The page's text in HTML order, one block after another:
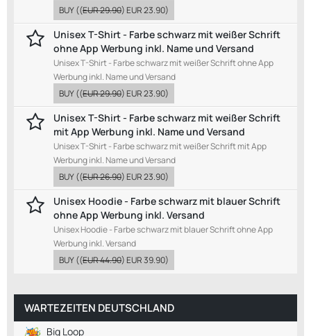
BUY((EUR 29.90)EUR 23.90)
Unisex T-Shirt - Farbe schwarz mit weißer Schrift
ohne App Werbung inkl. Name und Versand
Unisex T-Shirt - Farbe schwarz mit weißer Schrift ohne App
Werbung inkl. Name und Versand
BUY((EUR 29.90)EUR 23.90)
Unisex T-Shirt - Farbe schwarz mit weißer Schrift
mit App Werbung inkl. Name und Versand
Unisex T-Shirt - Farbe schwarz mit weißer Schrift mit App
Werbung inkl. Name und Versand
BUY((EUR 26.90)EUR 23.90)
Unisex Hoodie - Farbe schwarz mit blauer Schrift
ohne App Werbung inkl. Versand
Unisex Hoodie - Farbe schwarz mit blauer Schrift ohne App
Werbung inkl. Versand
BUY((EUR 44.90)EUR 39.90)
WARTEZEITEN DEUTSCHLAND
Big Loop